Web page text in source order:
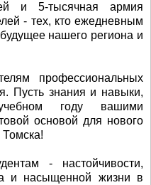
и 5-тысячная армия
- тех, кто ежедневным
нашего региона и
профессиональных
Пусть знания и навыки,
году вашими
основой для нового
Томска!
- настойчивости,
и насыщенной жизни в